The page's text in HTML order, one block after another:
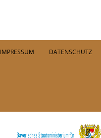
IMPRESSUM DATENSCHUTZ